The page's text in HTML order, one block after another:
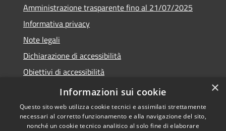
Amministrazione trasparente fino al 21/07/2025
Informativa privacy
Note legali
Dichiarazione di accessibilità
Obiettivi di accessibilità
Piano di miglioramento
×
Informazioni sui cookie
Questo sito web utilizza cookie tecnici e assimilati strettamente
necessari al corretto funzionamento e alla navigazione del sito,
nonché un cookie tecnico analitico al solo fine di elaborare